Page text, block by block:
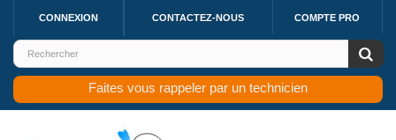
CONNEXION CONTACTEZ-NOUS COMPTE PRO
Faites vous rappeler par un technicien